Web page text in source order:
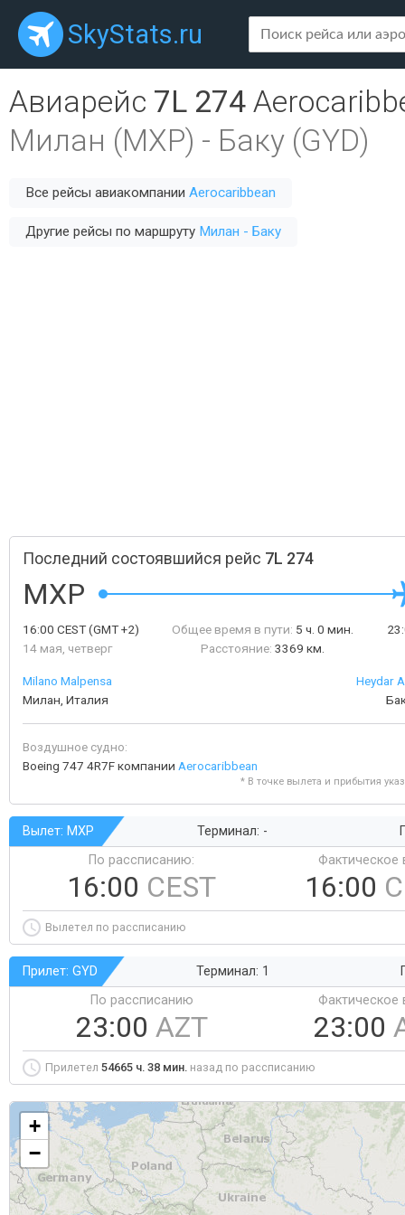
SkyStats.ru
Авиарейс 7L 274
Милан (MXP) - Баку (GYD)
Все рейсы авиакомпании Aerocaribbean
Другие рейсы по маршруту Милан - Баку
Последний состоявшийся рейс 7L 274
MXP
16:00 CEST(GMT +2)
14 мая, четверг
Общее время в пути: 5 ч. 0 мин.
Расстояние: 3369 км.
Milano Malpensa
Милан, Италия
Heydar
Воздушное судно:
Boeing 747 4R7F компании Aerocaribbean
* В точке вылета и прибытия
Вылет: MXP Терминал: -
По рассписанию:
16:00 CEST
Фактическое
16:00
Вылетел по рассписанию
Прилет: GYD Терминал: 1
По рассписанию
23:00 AZT
Фактическое
23:00
Прилетел 54665 ч. 38 мин. назад по рассписанию
+
−